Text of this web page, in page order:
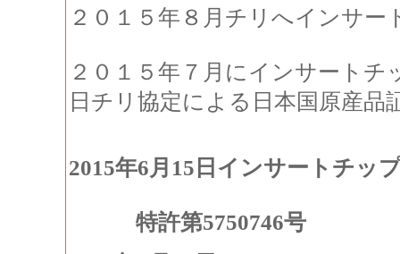
２０１５年８月チリへインサー
２０１５年７月にインサートチ
日チリ協定による日本国原産品
2015年6月15日 インサートチッ
特許第5750746号